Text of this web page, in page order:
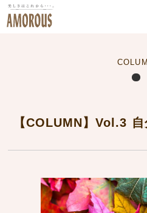
【COLUMN】Vol.3